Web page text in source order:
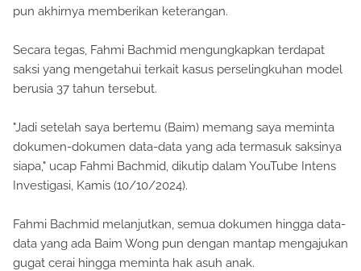
pun akhirnya memberikan keterangan.
Secara tegas, Fahmi Bachmid mengungkapkan terdapat
saksi yang mengetahui terkait kasus perselingkuhan model
berusia 37 tahun tersebut.
"Jadi setelah saya bertemu (Baim) memang saya meminta
dokumen-dokumen data-data yang ada termasuk saksinya
siapa," ucap Fahmi Bachmid, dikutip dalam YouTube Intens
Investigasi, Kamis (10/10/2024).
Fahmi Bachmid melanjutkan, semua dokumen hingga data-
data yang ada Baim Wong pun dengan mantap mengajukan
gugat cerai hingga meminta hak asuh anak.